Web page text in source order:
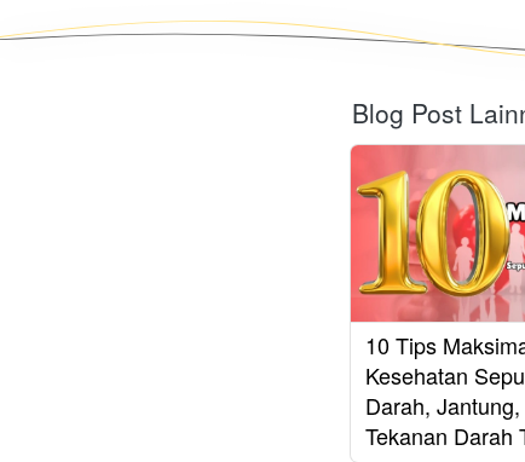
Blog Post
10 Tips
Kesehatan
Darah,
Tekanan Darah